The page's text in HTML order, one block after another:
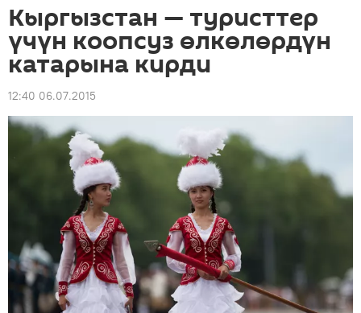
Кыргызстан — туристтер
үчүн коопсуз өлкөлөрдүн
катарына кирди
12:40 06.07.2015